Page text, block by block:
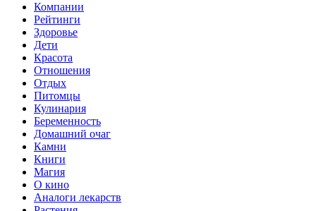
Компании
Рейтинги
Здоровье
Дети
Красота
Отношения
Отдых
Питомцы
Кулинария
Беременность
Домашний очаг
Камни
Книги
Магия
О кино
Аналоги лекарств